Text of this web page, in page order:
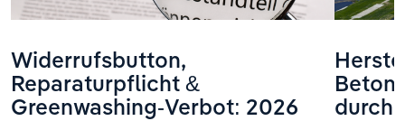
Widerrufsbutton,
Reparaturpflicht &
Greenwashing-Verbot: 2026
Beton
durch